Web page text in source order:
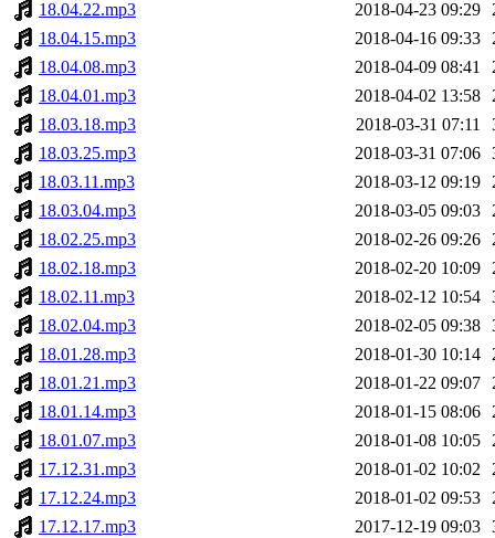
18.04.22.mp3
2018-04-23 09:29
18.04.15.mp3
2018-04-16 09:33
18.04.08.mp3
2018-04-09 08:41
18.04.01.mp3
2018-04-02 13:58
18.03.18.mp3
2018-03-31 07:11
18.03.25.mp3
2018-03-31 07:06
18.03.11.mp3
2018-03-12 09:19
18.03.04.mp3
2018-03-05 09:03
18.02.25.mp3
2018-02-26 09:26
18.02.18.mp3
2018-02-20 10:09
18.02.11.mp3
2018-02-12 10:54
18.02.04.mp3
2018-02-05 09:38
18.01.28.mp3
2018-01-30 10:14
18.01.21.mp3
2018-01-22 09:07
18.01.14.mp3
2018-01-15 08:06
18.01.07.mp3
2018-01-08 10:05
17.12.31.mp3
2018-01-02 10:02
17.12.24.mp3
2018-01-02 09:53
17.12.17.mp3
2017-12-19 09:03